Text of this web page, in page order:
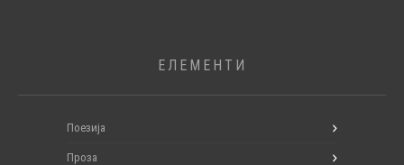
ЕЛЕМЕНТИ
Поезија
Проза